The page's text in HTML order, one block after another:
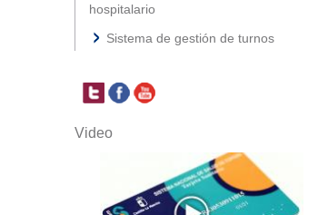
hospitalario
Sistema de gestión de turnos
Video